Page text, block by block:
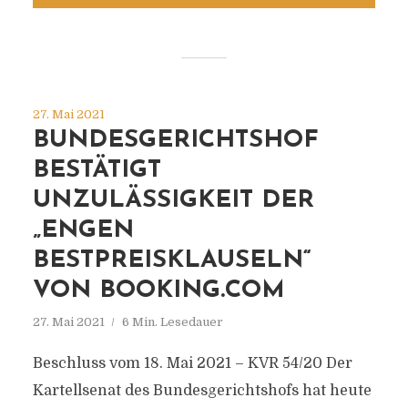
27. Mai 2021
BUNDESGERICHTSHOF
BESTÄTIGT
UNZULÄSSIGKEIT DER
„ENGEN
BESTPREISKLAUSELN“
VON BOOKING.COM
27. Mai 2021 6 Min. Lesedauer
Beschluss vom 18. Mai 2021 – KVR 54/20 Der
Kartellsenat des Bundesgerichtshofs hat heute